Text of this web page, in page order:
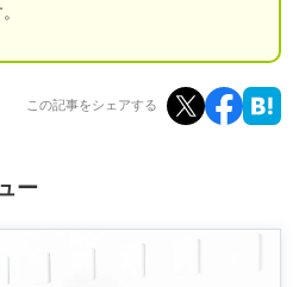
この記事をシェアする
ー